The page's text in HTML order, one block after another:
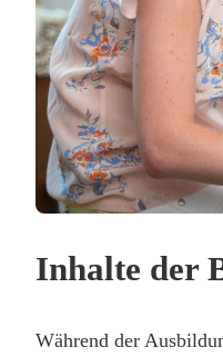
Inhalte der
Während der